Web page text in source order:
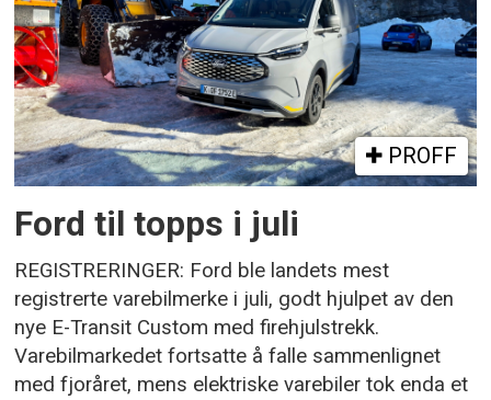
PROFF
Ford til topps i juli
REGISTRERINGER: Ford ble landets mest
registrerte varebilmerke i juli, godt hjulpet av den
nye E-Transit Custom med firehjulstrekk.
Varebilmarkedet fortsatte å falle sammenlignet
med fjoråret, mens elektriske varebiler tok enda et